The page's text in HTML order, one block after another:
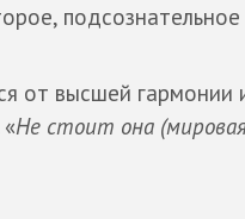
подсознательное
от высшей гармонии
Не стоит она